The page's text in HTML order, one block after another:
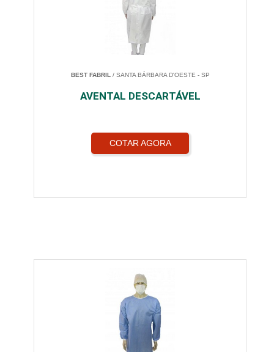
BEST FABRIL / SANTA BÁRBARA D'OESTE - SP
AVENTAL DESCARTÁVEL
COTAR AGORA